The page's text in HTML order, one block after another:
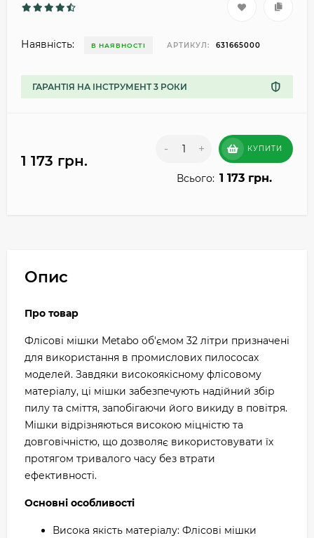
Наявність: В НАЯВНОСТІ АРТИКУЛ: 631665000
ГАРАНТІЯ НА ІНСТРУМЕНТ 3 РОКИ
1 173 грн.
- + КУПИТИ
Всього: 1 173 грн.
Опис
Про товар
Флісові мішки Metabo об'ємом 32 літри призначені
для використання в промислових пилососах
моделей. Завдяки високоякісному флісовому
матеріалу, ці мішки забезпечують надійний збір
пилу та сміття, запобігаючи його викиду в повітря.
Мішки відрізняються високою міцністю та
довговічністю, що дозволяє використовувати їх
протягом тривалого часу без втрати
ефективності.
Основні особливості
Висока якість матеріалу: Флісові мішки